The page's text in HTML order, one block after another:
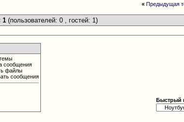
« Предыдущая
1(пользователей: 0 , гостей: 1)
сообщения
файлы
сообщения
Быстрый